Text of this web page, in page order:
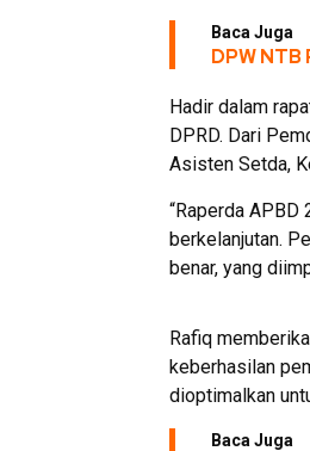
Baca Juga
DPW
Hadir dalam
DPRD. Dari
Asisten Setda,
“Raperda APBD
berkelanjutan.
benar, yang
Rafiq
keberhasilan
dioptimalkan
Baca Juga